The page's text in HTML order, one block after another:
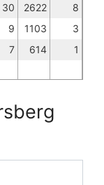
30 2622
8
9 1103
3
7 614
1
1 234